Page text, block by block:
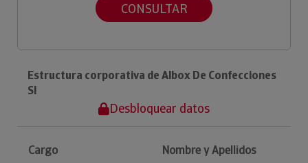
CONSULTAR
Estructura corporativa de Albox De Confecciones
Sl
Desbloquear datos
Cargo Nombre y Apellidos